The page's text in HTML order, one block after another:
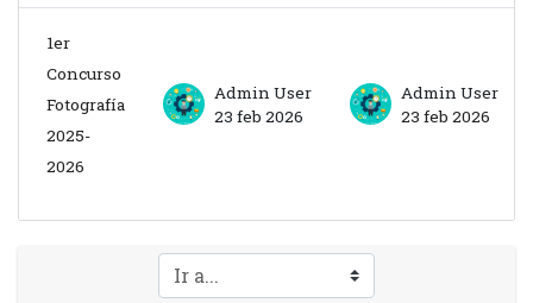
1er
Concurso
Fotografía
2025-
2026
Admin User
23 feb 2026
Admin User
23 feb 2026